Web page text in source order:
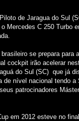
de Jaragua do Sul
Mercedes C 250 Turbo
se prepara para
cockpit irão acelerar
do Sul (SC) que já
de nível nacional tendo a
patrocinadores
em 2012 esteve no